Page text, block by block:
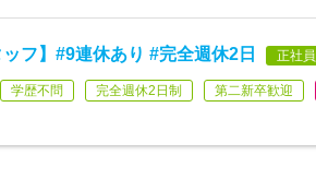
フ】#9連休あり #完全週休2日 正社員
学歴不問 完全週休2日制 第二新卒歓迎